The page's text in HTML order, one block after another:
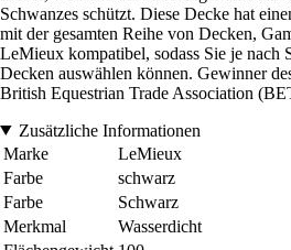
Schwanzes schützt. Diese Decke hat
mit der gesamten Reihe von Decken,
LeMieux kompatibel, sodass Sie je nach
Decken auswählen können. Gewinner
British Equestrian Trade Association
Zusätzliche Informationen
Marke
LeMieux
Farbe
schwarz
Farbe
Schwarz
Merkmal
Wasserdicht